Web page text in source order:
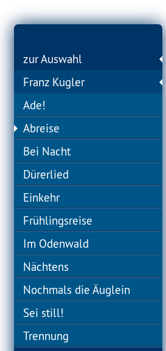
zur Auswahl
Franz Kugler
Ade!
Abreise
Bei Nacht
Dürerlied
Einkehr
Frühlingsreise
Im Odenwald
Nächtens
Nochmals die Äuglein
Sei still!
Trennung